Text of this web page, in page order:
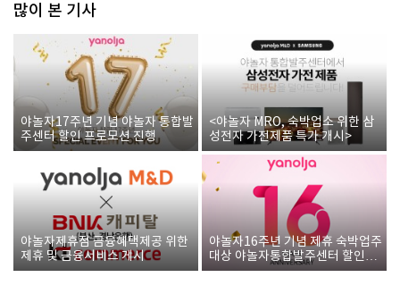
많이 본 기사
야놀자17주년 기념 야놀자 통합발
주센터 할인 프로모션 진행
<야놀자 MRO, 숙박업소 위한 삼
성전자 가전제품 특가 개시>
야놀자제휴점 금융혜택제공 위한
제휴 및 금융서비스 게시
야놀자16주년 기념 제휴 숙박업주
대상 야놀자통합발주센터 할인쿠
폰 증정